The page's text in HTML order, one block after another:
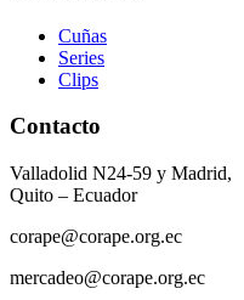
Cuñas
Series
Clips
Contacto
Valladolid N24-59 y Madrid,
Quito – Ecuador
corape@corape.org.ec
mercadeo@corape.org.ec